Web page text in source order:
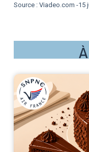
Source : Viadeo.com -15